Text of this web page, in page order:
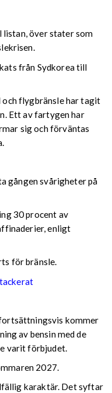
över stater som
från Sydkorea till
och flygbränsle har tagit
Ett av fartygen har
sig och förväntas
gången svårigheter på
30 procent av
enligt
för bränsle.
kommer
av bensin med de
varit förbjudet.
2027.
karaktär. Det syftar